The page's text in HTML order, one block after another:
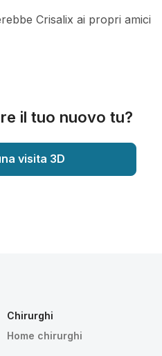
Crisalix ai propri amici
il tuo nuovo tu?
visita 3D
Chirurghi
Home chirurghi